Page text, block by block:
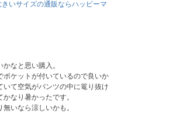
きいサイズの通販ならハッピーマ
なと思い購入。
ポケットが付いているので良いか
いて空気がパンツの中に篭り抜け
なり暑かったです。
いなら涼しいかも。